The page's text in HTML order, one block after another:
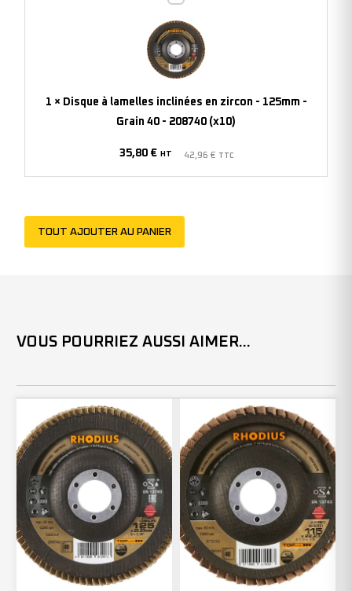
lamelles
inclinées
en
zircon
-
208740
1 × Disque à lamelles inclinées en zircon - 125mm -
Grain 40 - 208740 (x10)
35,80 € HT 42,96 € TTC
TOUT AJOUTER AU PANIER
VOUS POURRIEZ AUSSI AIMER...